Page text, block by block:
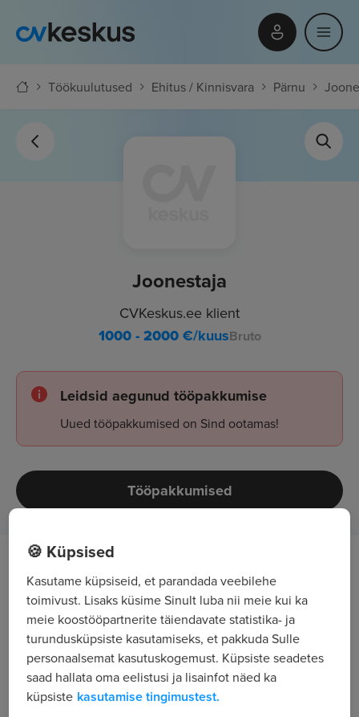
Töökuulutused Ehitus / Kinnisvara Pärnu
Joonestaja
CVKeskus.ee klient
1000 - 2000€/kuusBruto
Leidsid aegunud tööpakkumise
Uued tööpakkumised on Sind ootamas!
Tööpakkumised
Geodeetiliste jooniste vormistamine
Geodeetiliste maa-ala plaanide koostamine,
tehnovõrkude teostusjooniste koostamine,
ehituslike teostusjooniste koostamine,
mahuarvutused.
Geodeesia-, ehituse- ja tehnikaalased
🍪 Küpsised
Kasutame küpsiseid, et parandada veebilehe
toimivust. Lisaks küsime Sinult luba nii meie kui ka
meie koostööpartnerite täiendavate statistika- ja
turundusküpsiste kasutamiseks, et pakkuda Sulle
personaalsemat kasutuskogemust. Küpsiste seadetes
saad hallata oma eelistusi ja lisainfot näed ka
küpsiste kasutamise tingimustest.